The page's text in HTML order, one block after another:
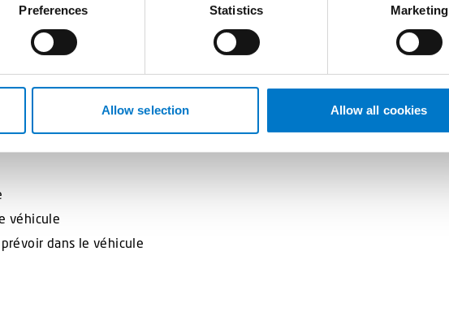
Preferences Statistics Marketing
Allow selection Allow all cookies
amovible et très rapide et facile d’installation.
véhicule
dans le véhicule